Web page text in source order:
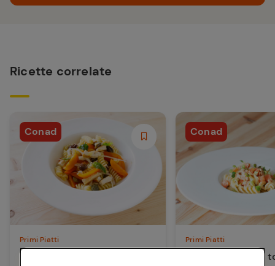
Ricette correlate
Conad
Primi Piatti
Pasta fredda con pollo,
Conad
Primi Piatti
Pasta fredda con